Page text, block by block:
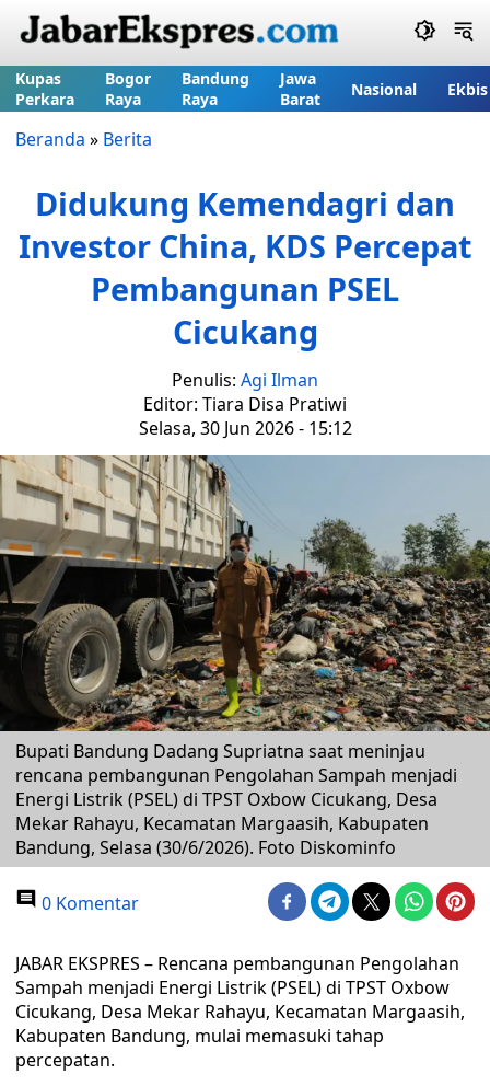
Kupas
Perkara
Bogor
Raya
Bandung
Raya
Jawa
Barat
Nasional Ekbis
Beranda » Berita
Didukung Kemendagri dan
Investor China, KDS Percepat
Pembangunan PSEL
Cicukang
Penulis: Agi Ilman
Editor: Tiara Disa Pratiwi
Selasa, 30 Jun 2026 - 15:12
Bupati Bandung Dadang Supriatna saat meninjau
rencana pembangunan Pengolahan Sampah menjadi
Energi Listrik (PSEL) di TPST Oxbow Cicukang, Desa
Mekar Rahayu, Kecamatan Margaasih, Kabupaten
Bandung, Selasa (30/6/2026). Foto Diskominfo
0 Komentar
JABAR EKSPRES – Rencana pembangunan Pengolahan
Sampah menjadi Energi Listrik (PSEL) di TPST Oxbow
Cicukang, Desa Mekar Rahayu, Kecamatan Margaasih,
Kabupaten Bandung, mulai memasuki tahap
percepatan.